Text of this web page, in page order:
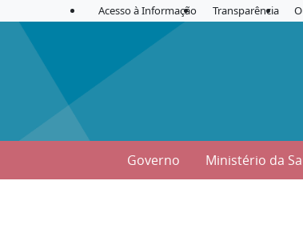
Acesso à Informação Transparência
Governo Ministério da